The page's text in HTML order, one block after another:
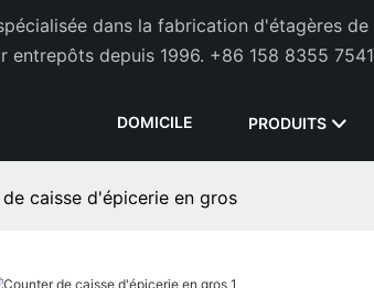
dans la fabrication d'étagères
entrepôts depuis 1996. +86 158 8355 7541
DOMICILE PRODUITS
caisse d'épicerie en gros